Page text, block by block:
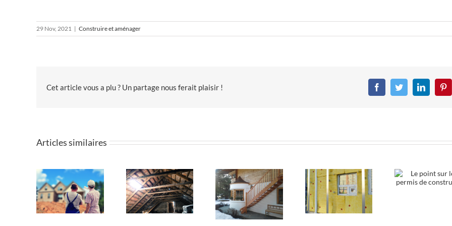
29 Nov, 2021 | Construire et aménager
Cet article vous a plu ? Un partage nous ferait plaisir ! FacebookTwitterLinkedIn
Articles similaires